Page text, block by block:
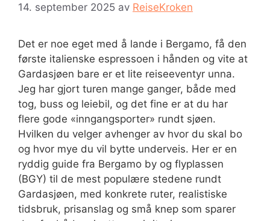
14. september 2025 av ReiseKroken
Det er noe eget med å lande i Bergamo, få den
første italienske espressoen i hånden og vite at
Gardasjøen bare er et lite reiseeventyr unna.
Jeg har gjort turen mange ganger, både med
tog, buss og leiebil, og det fine er at du har
flere gode «inngangsporter» rundt sjøen.
Hvilken du velger avhenger av hvor du skal bo
og hvor mye du vil bytte underveis. Her er en
ryddig guide fra Bergamo by og flyplassen
(BGY) til de mest populære stedene rundt
Gardasjøen, med konkrete ruter, realistiske
tidsbruk, prisanslag og små knep som sparer